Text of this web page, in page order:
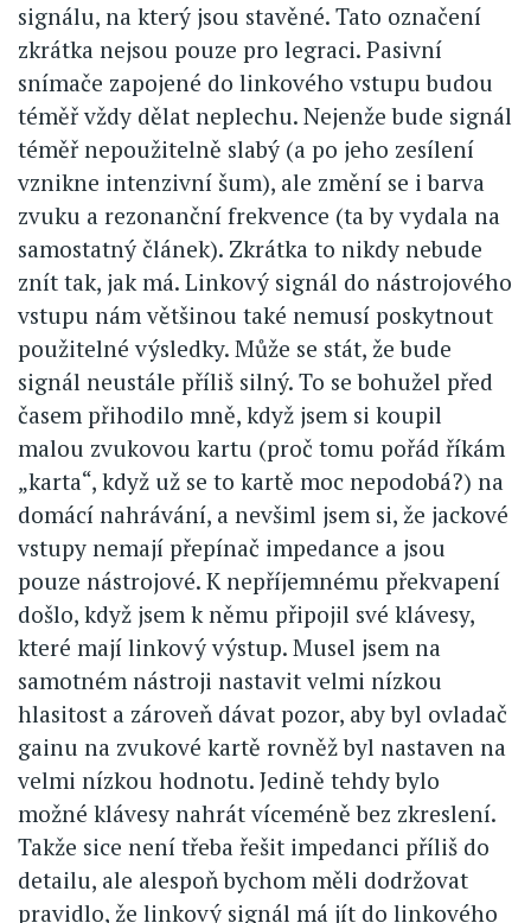
signálu, na který jsou stavěné. Tato označení
zkrátka nejsou pouze pro legraci. Pasivní
snímače zapojené do linkového vstupu budou
téměř vždy dělat neplechu. Nejenže bude signál
téměř nepoužitelně slabý (a po jeho zesílení
vznikne intenzivní šum), ale změní se i barva
zvuku a rezonanční frekvence (ta by vydala na
samostatný článek). Zkrátka to nikdy nebude
znít tak, jak má. Linkový signál do nástrojového
vstupu nám většinou také nemusí poskytnout
použitelné výsledky. Může se stát, že bude
signál neustále příliš silný. To se bohužel před
časem přihodilo mně, když jsem si koupil
malou zvukovou kartu (proč tomu pořád říkám
„karta“, když už se to kartě moc nepodobá?) na
domácí nahrávání, a nevšiml jsem si, že jackové
vstupy nemají přepínač impedance a jsou
pouze nástrojové. K nepříjemnému překvapení
došlo, když jsem k němu připojil své klávesy,
které mají linkový výstup. Musel jsem na
samotném nástroji nastavit velmi nízkou
hlasitost a zároveň dávat pozor, aby byl ovladač
gainu na zvukové kartě rovněž byl nastaven na
velmi nízkou hodnotu. Jedině tehdy bylo
možné klávesy nahrát víceméně bez zkreslení.
Takže sice není třeba řešit impedanci příliš do
detailu, ale alespoň bychom měli dodržovat
pravidlo, že linkový signál má jít do linkového